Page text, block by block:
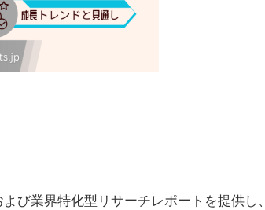
び業界特化型リサーチレポートを提供し、